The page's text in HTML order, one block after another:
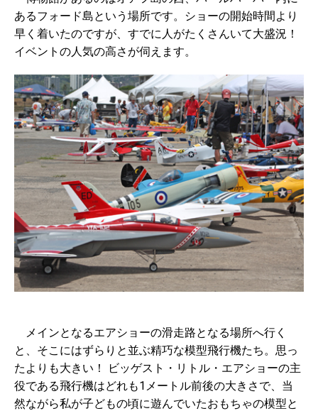
あるフォード島という場所です。ショーの開始時間より
早く着いたのですが、すでに人がたくさんいて大盛況！
イベントの人気の高さが伺えます。
メインとなるエアショーの滑走路となる場所へ行く
と、そこにはずらりと並ぶ精巧な模型飛行機たち。思っ
たよりも大きい！ ビッゲスト・リトル・エアショーの主
役である飛行機はどれも1メートル前後の大きさで、当
然ながら私が子どもの頃に遊んでいたおもちゃの模型と